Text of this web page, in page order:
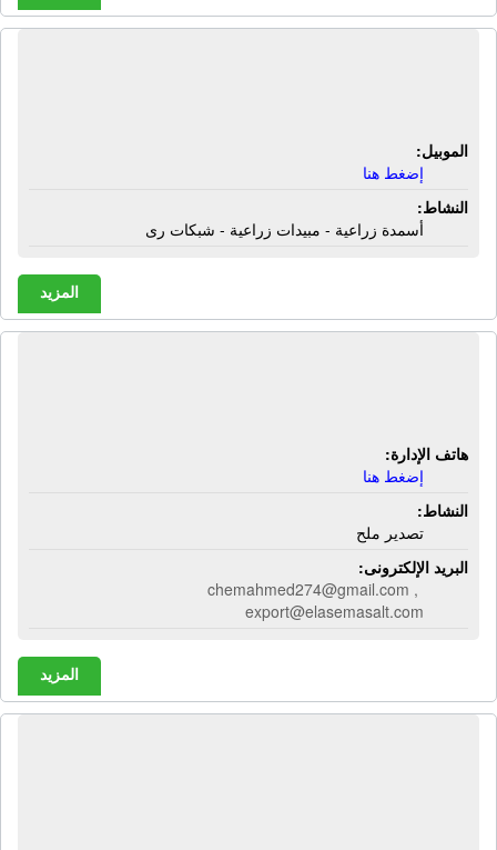
الموبيل:
إضغط هنا
النشاط:
أسمدة زراعية - مبيدات زراعية - شبكات رى
المزيد
هاتف الإدارة:
إضغط هنا
النشاط:
تصدير ملح
البريد الإلكترونى:
chemahmed274@gmail.com ,
export@elasemasalt.com
المزيد